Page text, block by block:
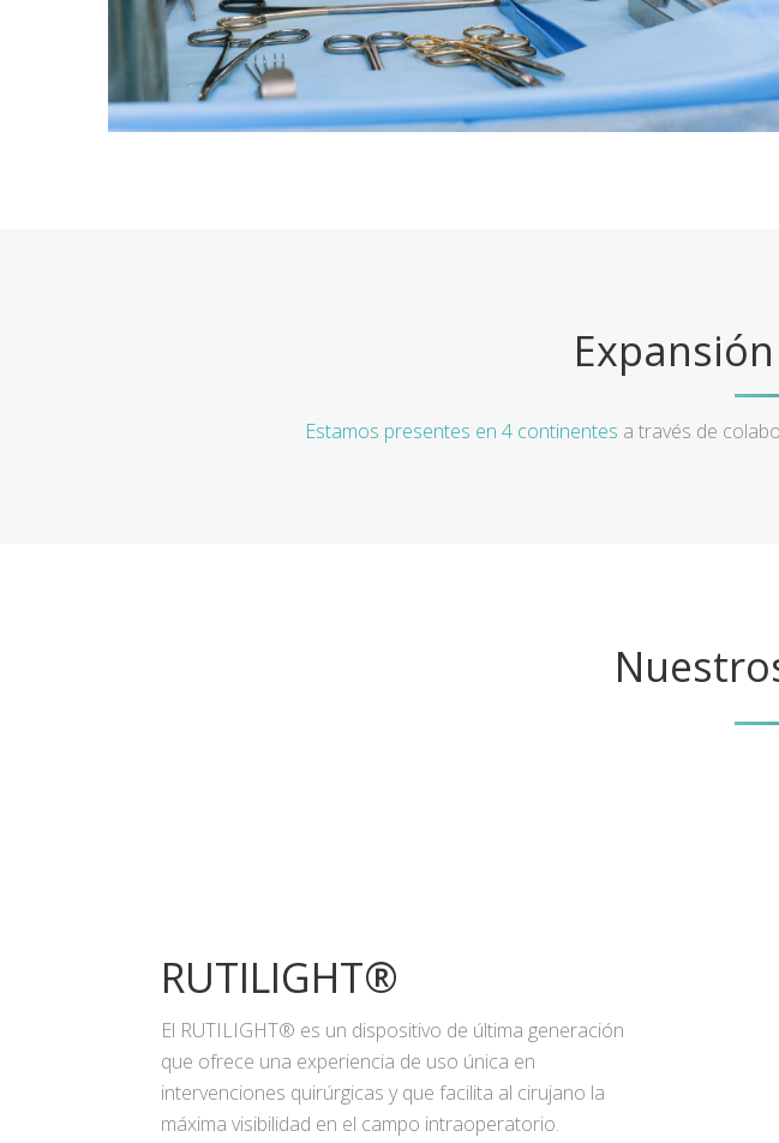
Estamos presentes en 4 continentes a través de
RUTILIGHT®
El RUTILIGHT® es un dispositivo de última generación
que ofrece una experiencia de uso única en
intervenciones quirúrgicas y que facilita al cirujano la
máxima visibilidad en el campo intraoperatorio.